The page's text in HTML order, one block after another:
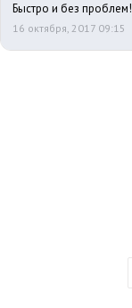
Быстро и без проблем!
16 октября, 2017 09:15